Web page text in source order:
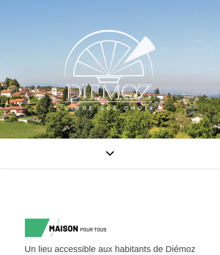
Un lieu accessible aux habitants de Diémoz